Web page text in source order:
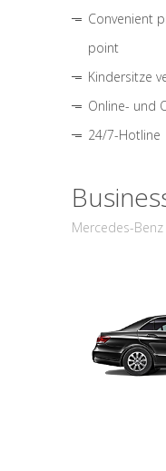
Convenient
point
Kindersitze
Online- und
24/7-Hotline
Mercedes-